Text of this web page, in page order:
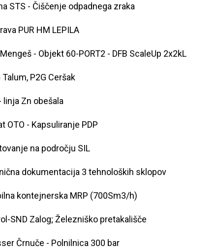
STS - Čiščenje odpadnega zraka
PUR HM LEPILA
- Objekt 60-PORT2 - DFB ScaleUp 2x2kL
Talum, P2G Ceršak
linja Zn obešala
OTO - Kapsuliranje PDP
na področju SIL
dokumentacija 3 tehnoloških sklopov
kontejnerska MRP (700Sm3/h)
SND Zalog; Železniško pretakališče
Črnuče - Polnilnica 300 bar